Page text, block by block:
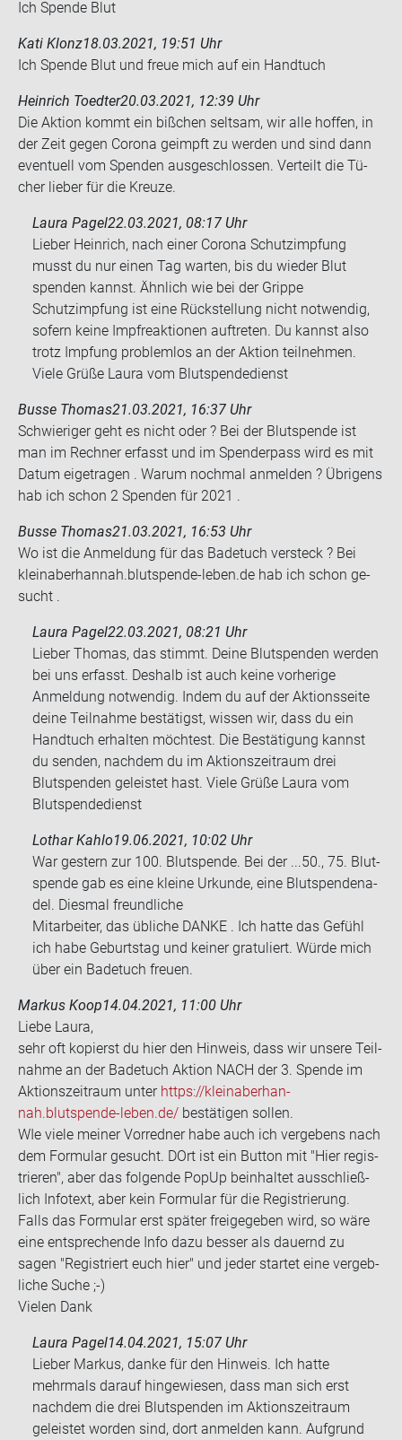
Ich Spen­de Blut
Kati Klonz18.03.2021, 19:51 Uhr
Ich Spen­de Blut und freue mich auf ein Hand­tuch
Heinrich Toedter20.03.2021, 12:39 Uhr
Die Ak­ti­on kommt ein biß­chen selt­sam, wir alle hof­fen, in
der Zeit gegen Co­ro­na ge­impft zu wer­den und sind dann
even­tu­ell vom Spen­den aus­ge­schlos­sen. Ver­teilt die Tü­
cher lie­ber für die Kreu­ze.
Laura Pagel22.03.2021, 08:17 Uhr
Lieber Heinrich, nach einer Corona Schutzimpfung
musst du nur einen Tag warten, bis du wieder Blut
spenden kannst. Ähnlich wie bei der Grippe
Schutzimpfung ist eine Rückstellung nicht notwendig,
sofern keine Impfreaktionen auftreten. Du kannst also
trotz Impfung problemlos an der Aktion teilnehmen.
Viele Grüße Laura vom Blutspendedienst
Busse Thomas21.03.2021, 16:37 Uhr
Schwie­ri­ger geht es nicht oder ? Bei der Blut­spen­de ist
man im Rech­ner er­fasst und im Spen­der­pass wird es mit
Datum ei­getra­gen . Warum noch­mal an­mel­den ? Üb­ri­gens
hab ich schon 2 Spen­den für 2021 .
Busse Thomas21.03.2021, 16:53 Uhr
Wo ist die An­mel­dung für das Ba­de­tuch ver­steck ? Bei
kleinaber­han­nah.blutspende-​leben.de hab ich schon ge­
sucht .
Laura Pagel22.03.2021, 08:21 Uhr
Lieber Thomas, das stimmt. Deine Blutspenden werden
bei uns erfasst. Deshalb ist auch keine vorherige
Anmeldung notwendig. Indem du auf der Aktionsseite
deine Teilnahme bestätigst, wissen wir, dass du ein
Handtuch erhalten möchtest. Die Bestätigung kannst
du senden, nachdem du im Aktionszeitraum drei
Blutspenden geleistet hast. Viele Grüße Laura vom
Blutspendedienst
Lothar Kahlo19.06.2021, 10:02 Uhr
War ges­tern zur 100. Blut­spen­de. Bei der ...50., 75. Blut­
spen­de gab es eine klei­ne Ur­kun­de, eine Blut­spen­de­na­
del. Dies­mal freund­li­che
Mit­ar­bei­ter, das üb­li­che DANKE . Ich hatte das Ge­fühl
ich habe Ge­burts­tag und kei­ner gra­tu­liert. Würde mich
über ein Ba­de­tuch freu­en.
Markus Koop14.04.2021, 11:00 Uhr
Liebe Laura,
sehr oft ko­pierst du hier den Hin­weis, dass wir un­se­re Teil­
nah­me an der Ba­de­tuch Ak­ti­on NACH der 3. Spen­de im
Ak­ti­ons­zeit­raum unter https://kleinaber­han­
nah.blutspende-​leben.de/ be­stä­ti­gen sol­len.
WIe viele mei­ner Vor­red­ner habe auch ich ver­ge­bens nach
dem For­mu­lar ge­sucht. DOrt ist ein But­ton mit "Hier re­gis­
trie­ren", aber das fol­gen­de PopUp be­inhal­tet aus­schließ­
lich In­fo­text, aber kein For­mu­lar für die Re­gis­trie­rung.
Falls das For­mu­lar erst spä­ter frei­ge­ge­ben wird, so wäre
eine ent­spre­chen­de Info dazu bes­ser als dau­ernd zu
sagen "Re­gis­triert euch hier" und jeder star­tet eine ver­geb­
li­che Suche ;-)
Vie­len Dank
Laura Pagel14.04.2021, 15:07 Uhr
Lieber Markus, danke für den Hinweis. Ich hatte
mehrmals darauf hingewiesen, dass man sich erst
nachdem die drei Blutspenden im Aktionszeitraum
geleistet worden sind, dort anmelden kann. Aufgrund